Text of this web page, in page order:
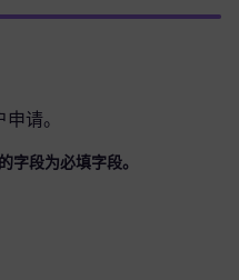
申请。
字段为必填字段。